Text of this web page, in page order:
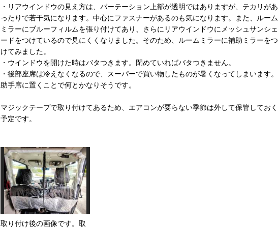
・リアウインドウの見え方は、パーテーション上部が透明ではありますが、テカリがあ
ったりで若干気になります。中心にファスナーがあるのも気になります。また、ルーム
ミラーにブルーフィルムを張り付けてあり、さらにリアウインドウにメッシュサンシェ
ードをつけているので見にくくなりました。そのため、ルームミラーに補助ミラーをつ
けてみました。
・ウインドウを開けた時はバタつきます。閉めていればバタつきません。
・後部座席は冷えなくなるので、スーパーで買い物したものが暑くなってしまいます。
助手席に置くことで何とかなりそうです。
マジックテープで取り付けてあるため、エアコンが要らない季節は外して保管しておく
予定です。
取り付け後の画像です。取